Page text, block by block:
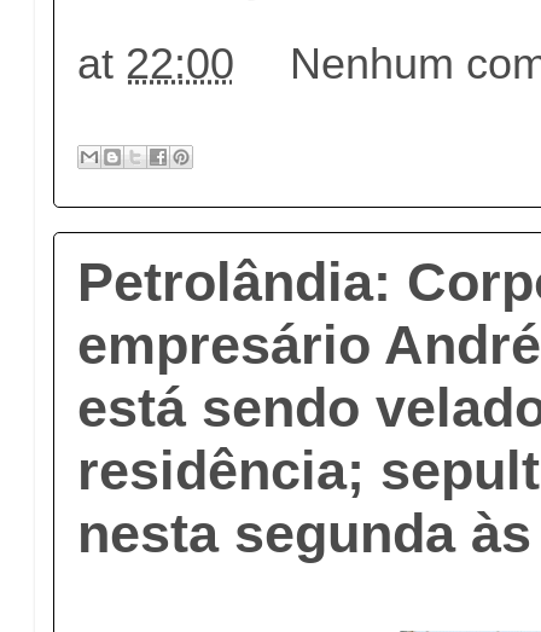
at 22:00 Nenhum
Petrolândia:
empresário
está sendo
residência;
nesta segunda